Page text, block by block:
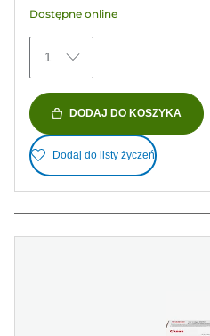
Dostępne online
1
DODAJ DO KOSZYKA
Dodaj do listy życzeń